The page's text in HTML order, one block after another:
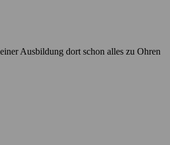
Ausbildung dort schon alles zu Ohren